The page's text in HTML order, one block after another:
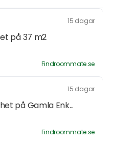
15 dagar
på 37 m2
Findroommate.se
15 dagar
på Gamla Enk...
Findroommate.se